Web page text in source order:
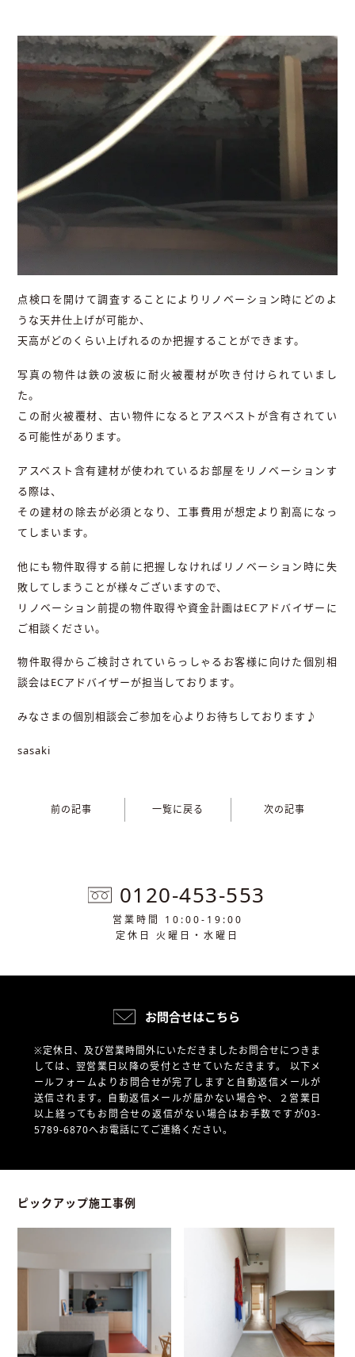
点検口を開けて調査することによりリノベーション時にどのよ
うな天井仕上げが可能か、
天高がどのくらい上げれるのか把握することができます。
写真の物件は鉄の波板に耐火被覆材が吹き付けられていまし
た。
この耐火被覆材、古い物件になるとアスベストが含有されてい
る可能性があります。
アスベスト含有建材が使われているお部屋をリノベーションす
る際は、
その建材の除去が必須となり、工事費用が想定より割高になっ
てしまいます。
他にも物件取得する前に把握しなければリノベーション時に失
敗してしまうことが様々ございますので、
リノベーション前提の物件取得や資金計画はECアドバイザーに
ご相談ください。
物件取得からご検討されていらっしゃるお客様に向けた個別相
談会はECアドバイザーが担当しております。
みなさまの個別相談会ご参加を心よりお待ちしております♪
sasaki
前の記事 一覧に戻る 次の記事
0120-453-553
営業時間 10:00-19:00
定休日 火曜日・水曜日
お問合せはこちら
※定休日、及び営業時間外にいただきましたお問合せにつきま
しては、翌営業日以降の受付とさせていただきます。 以下メ
ールフォームよりお問合せが完了しますと自動返信メールが
送信されます。自動返信メールが届かない場合や、
２営業日
以上経ってもお問合せの返信がない場合はお手数ですが03-
5789-6870へお電話にてご連絡ください。
ピックアップ施工事例